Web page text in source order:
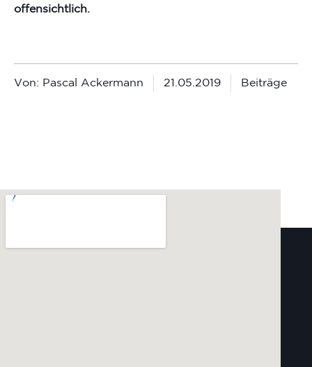
offensichtlich.
Von: Pascal Ackermann 21.05.2019 Beiträge